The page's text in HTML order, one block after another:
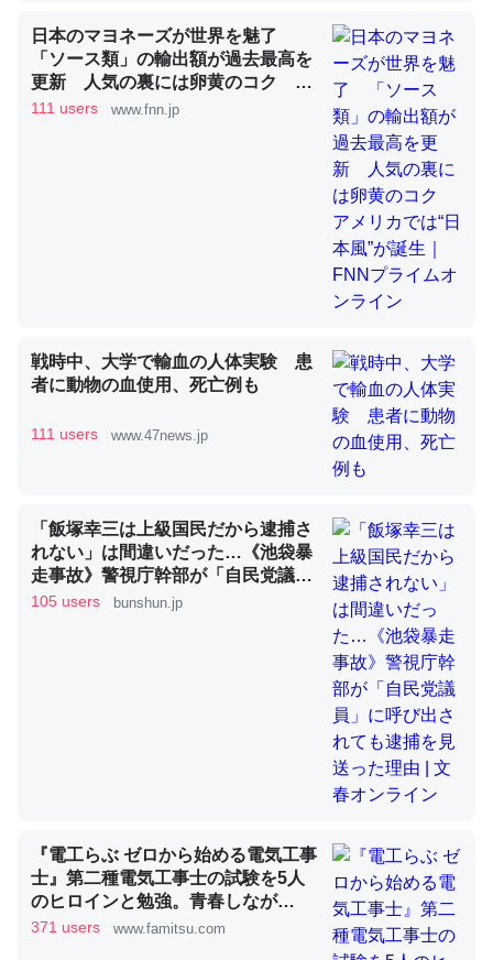
昆虫ってカルシウム少ないのか。知らんかった。調べたら
コオロギのカルシウム分はエビの600分の1程度。
─ニュース :: 【研究発表】昆虫学の大問題＝「昆虫はなぜ海にいな
論文では「淡水はカルシウムも酸素も不足してて両方に不
いる鋏角類（カブトガニ・ウミグモ）はカルシウムを使わ
ずキチンを強化してる筈だが、酵素が違うのか？
─ニュース :: 【研究発表】昆虫学の大問題＝「昆虫はなぜ海にいな
これを元に考えるとカルシウムを大量に使う脊椎動物と貝
類は苦労してるんだな…。腹足類だと殻を無くしてナメク
ジになったり努力してるし。
─ニュース :: 【研究発表】昆虫学の大問題＝「昆虫はなぜ海にいな
ウチもEchoを実家に置いて４年。でたまに覗いてる。ぼ
位置情報を共有してる。電池残量や充電中かが分かるので
これ見て生きてるなって分かる。
─たまにLINEするくらいだった遠方の父67歳と僕。ITツール導入で
コミュニケーションが劇的に変化した｜tayorini by LIFULL介護
日本のマヨネーズが世界を魅了
「ソース類」の輸出額が過去最高を
更新 人気の裏には卵黄のコク ア
メリカでは“日本風”が誕生｜FNNプ
111 users www.fnn.jp
戦時中、大学で輸血の人体実験 患
者に動物の血使用、死亡例も
111 users www.47news.jp
「飯塚幸三は上級国民だから逮捕さ
れない」は間違いだった…《池袋暴
走事故》警視庁幹部が「自民党議
員」に呼び出されても逮捕を見送っ
105 users bunshun.jp
『電工らぶ ゼロから始める電気工事
士』第二種電気工事士の試験を5人
のヒロインと勉強。青春しなが
ら“過去問1000問”や“本番形式CBT
371 users www.famitsu.com